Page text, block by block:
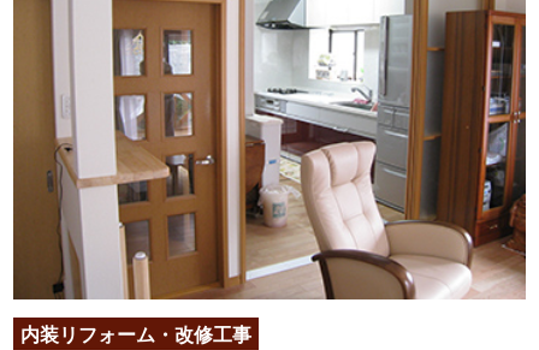
内装リフォーム・改修工事